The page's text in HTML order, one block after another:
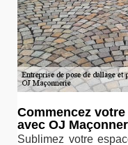
Commencez
avec OJ
Sublimez votre